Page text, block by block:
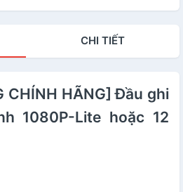
CHI TIẾT
CHÍNH HÃNG] Đầu ghi
1080P-Lite hoặc 12